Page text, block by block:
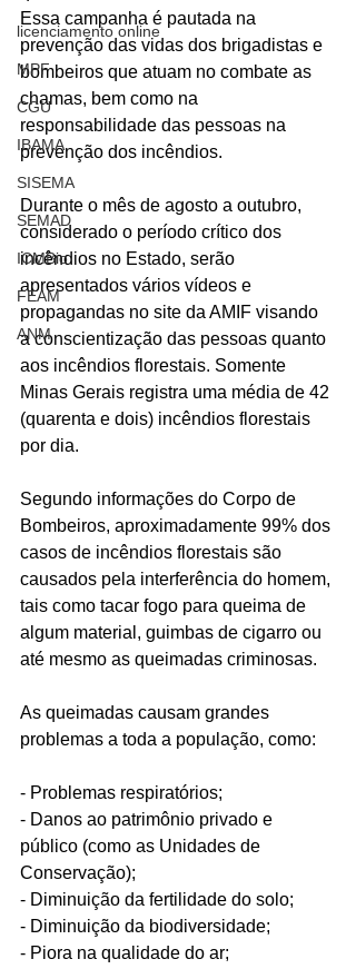
licenciamento online
MPF
CGU
IBAMA
SISEMA
SEMAD
ICMBio
FEAM
ANM
Essa campanha é pautada na
prevenção das vidas dos brigadistas e
bombeiros que atuam no combate as
chamas, bem como na
responsabilidade das pessoas na
prevenção dos incêndios.
Durante o mês de agosto a outubro,
considerado o período crítico dos
incêndios no Estado, serão
apresentados vários vídeos e
propagandas no site da AMIF visando
a conscientização das pessoas quanto
aos incêndios florestais. Somente
Minas Gerais registra uma média de 42
(quarenta e dois) incêndios florestais
por dia.
Segundo informações do Corpo de
Bombeiros, aproximadamente 99% dos
casos de incêndios florestais são
causados pela interferência do homem,
tais como tacar fogo para queima de
algum material, guimbas de cigarro ou
até mesmo as queimadas criminosas.
As queimadas causam grandes
problemas a toda a população, como:
- Problemas respiratórios;
- Danos ao patrimônio privado e
público (como as Unidades de
Conservação);
- Diminuição da fertilidade do solo;
- Diminuição da biodiversidade;
- Piora na qualidade do ar;